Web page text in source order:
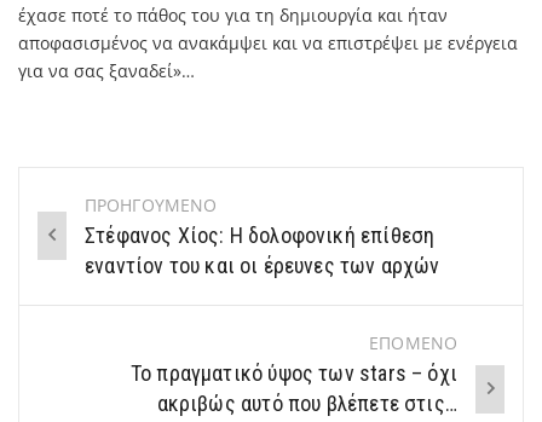
έχασε ποτέ το πάθος του για τη δημιουργία και ήταν
αποφασισμένος να ανακάμψει και να επιστρέψει με ενέργεια
για να σας ξαναδεί»…
Post
navigation
ΠΡΟΗΓΟΥΜΕΝΟ
Στέφανος Χίος: Η δολοφονική επίθεση
εναντίον του και οι έρευνες των αρχών
ΕΠΟΜΕΝΟ
To πραγματικό ύψος των stars – όχι
ακριβώς αυτό που βλέπετε στις…